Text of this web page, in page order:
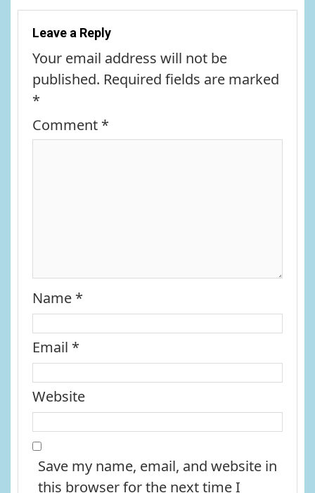
Leave a Reply
Your email address will not be
published. Required fields are marked
*
Comment *
Name *
Email *
Website
Save my name, email, and website in
this browser for the next time I